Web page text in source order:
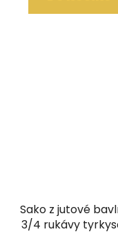
Sako z jutové
3/4 rukávy